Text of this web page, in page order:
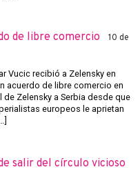
de libre comercio
10 de
Vucic recibió a Zelensky en
acuerdo de libre comercio en
Zelensky a Serbia desde que
europeos le aprietan
salir del círculo vicioso